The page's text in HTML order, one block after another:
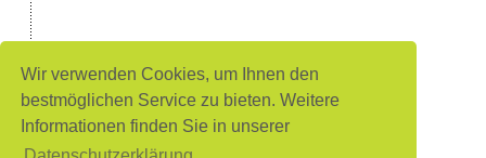
Wir verwenden Cookies, um Ihnen den
bestmöglichen Service zu bieten. Weitere
Informationen finden Sie in unserer